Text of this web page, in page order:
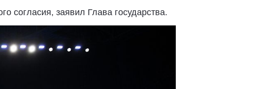
согласия, заявил Глава государства.